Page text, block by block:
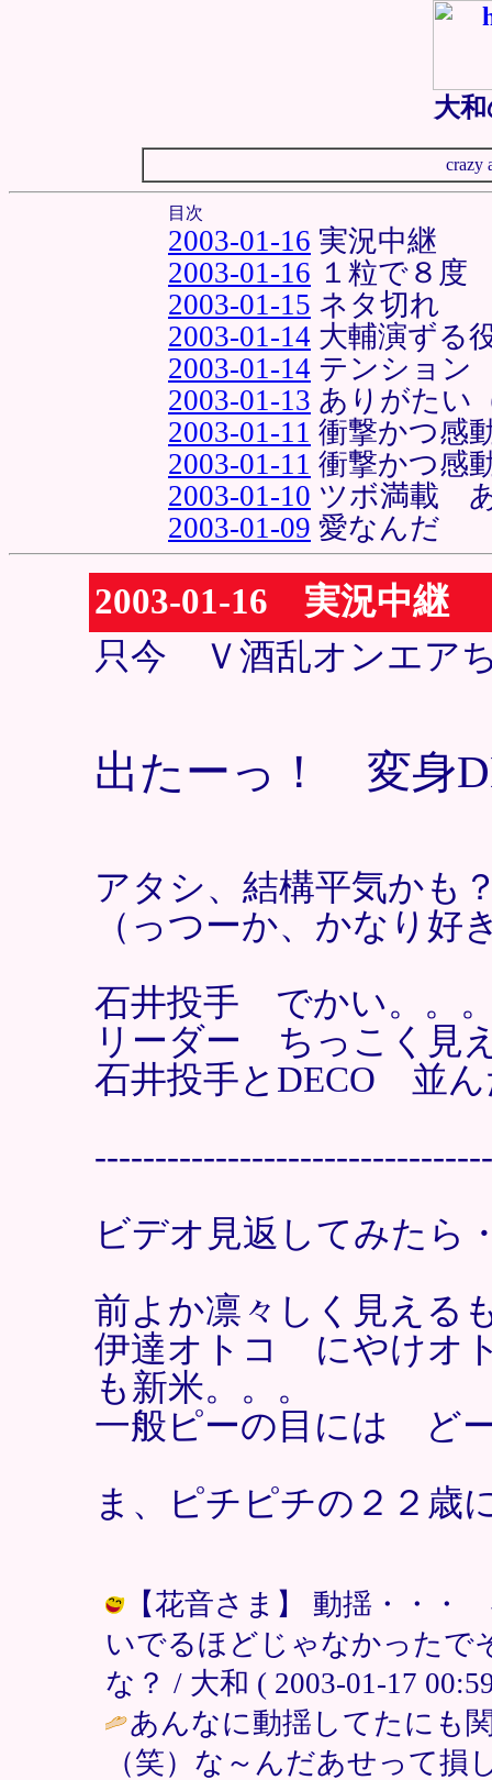
大
crazy
目次
2003-01-16 実況中継
2003-01-16 １粒で８
2003-01-15 ネタ切れ
2003-01-14 大輔演ずる
2003-01-14 テンション
2003-01-13 ありがたい
2003-01-11 衝撃かつ感
2003-01-11 衝撃かつ感
2003-01-10 ツボ満載
2003-01-09 愛なんだ
2003-01-16 実況中継
只今 Ｖ酒乱オンエア
出たーっ！ 変身
アタシ、結構平気かも
（っつーか、かなり好
石井投手 でかい。。
リーダー ちっこく見
石井投手とDECO 並ん
ビデオ見返してみたら
前よか凛々しく見え
伊達オトコ にやけオ
も新米。。。
一般ピーの目には ど
ま、ピチピチの２２
【花音さま】 動揺・・
いでるほどじゃなかった
な？ / 大和 ( 2003-01-17
あんなに動揺してたにも
（笑）な～んだあせって